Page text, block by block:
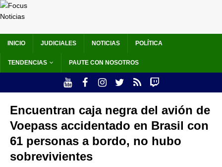
INICIO JUDICIALES NOTICIAS POLÍTICA
TENDENCIAS PAUTE CON NOSOTROS
Encuentran caja negra del avión de
Voepass accidentado en Brasil con
61 personas a bordo, no hubo
sobrevivientes